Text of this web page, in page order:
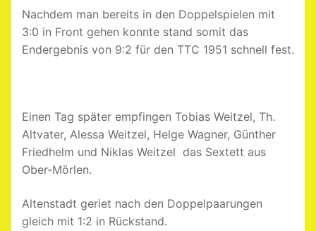
Nachdem man bereits in den Doppelspielen mit
3:0 in Front gehen konnte stand somit das
Endergebnis von 9:2 für den TTC 1951 schnell fest.
Einen Tag später empfingen Tobias Weitzel, Th.
Altvater, Alessa Weitzel, Helge Wagner, Günther
Friedhelm und Niklas Weitzel das Sextett aus
Ober-Mörlen.
Altenstadt geriet nach den Doppelpaarungen
gleich mit 1:2 in Rückstand.